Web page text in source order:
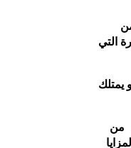
التي
يمتلك
من